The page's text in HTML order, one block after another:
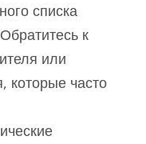
списка
к
или
которые часто